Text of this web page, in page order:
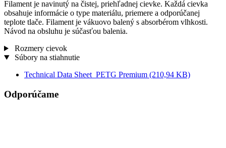
Filament je navinutý na čistej, priehľadnej cievke. Každá cievka
obsahuje informácie o type materiálu, priemere a odporúčanej
teplote tlače. Filament je vákuovo balený s absorbérom vlhkosti.
Návod na obsluhu je súčasťou balenia.
Rozmery cievok
Súbory na stiahnutie
Technical Data Sheet_PETG Premium (210,94 KB)
Odporúčame